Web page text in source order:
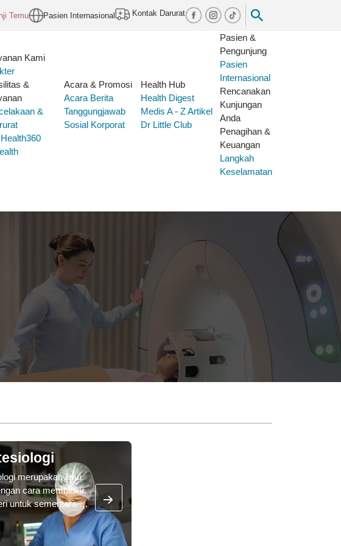
Temu Pasien Internasional Kontak Darurat
Kami
&
&
Acara & Promosi
Acara Berita
Tanggungjawab
Sosial Korporat
Health Hub
Health Digest
Medis A - ZArtikel
Dr Little Club
Pasien &
Pengunjung
Pasien
Internasional
Rencanakan
Kunjungan
Anda
Penagihan &
Keuangan
Langkah
Keselamatan
merupakan ilmu
cara memblokir
untuk sementara.
dokter
dalam anestesi dan
prabedah,